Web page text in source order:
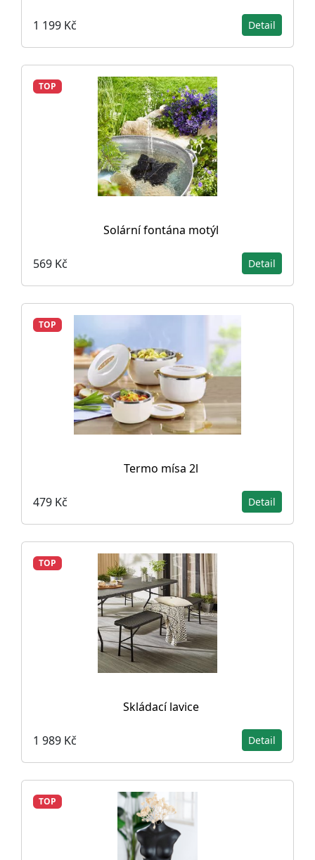
1 199 Kč Detail
TOP
Solární fontána motýl
569 Kč Detail
TOP
Termo mísa 2l
479 Kč Detail
TOP
Skládací lavice
1 989 Kč Detail
TOP